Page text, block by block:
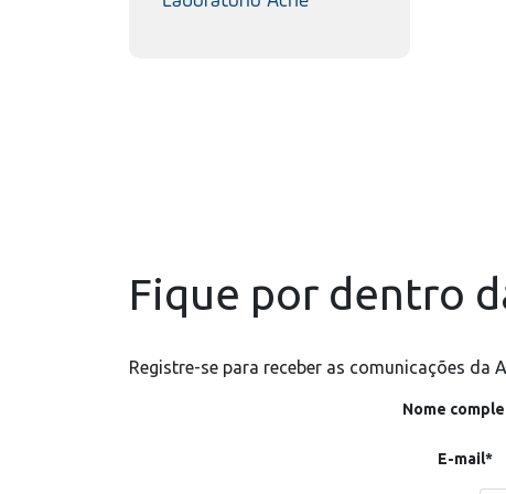
Fique por dentro
Registre-se para receber as comunicações da
Nome
E-mail*